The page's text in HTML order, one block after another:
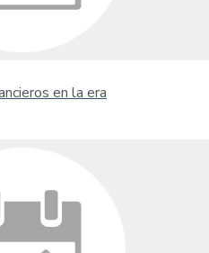
en la era